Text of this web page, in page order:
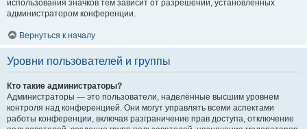
использования значков тем зависит от разрешений, установленных
администратором конференции.
Вернуться к началу
Уровни пользователей и группы
Кто такие администраторы?
Администраторы — это пользователи, наделённые высшим уровнем
контроля над конференцией. Они могут управлять всеми аспектами
работы конференции, включая разграничение прав доступа, отключение